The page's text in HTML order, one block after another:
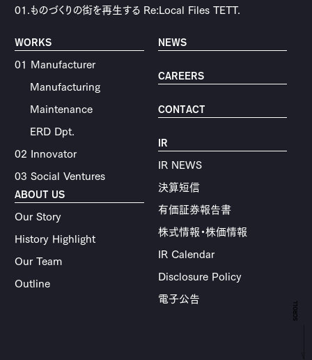
SCROLL
01.ものづくりの街を再生する Re:Local Files TETT.
WORKS
01 Manufacturer
Manufacturing
Maintenance
ERD Dpt.
02 Innovator
03 Social Ventures
ABOUT US
Our Story
History Highlight
Our Team
Outline
NEWS
CAREERS
CONTACT
IR
IR NEWS
決算短信
有価証券報告書
株式情報・株価情報
IR Calendar
Disclosure Policy
電子公告